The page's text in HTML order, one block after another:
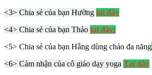
<3> Chia sẻ của bạn Hường tại đây
<4> Chia sẻ của bạn Thảo tại đây:
<5> Chia sẻ của bạn Hằng dùng chảo đa năng
<6> Cảm nhận của cô giáo dạy yoga Tại đây